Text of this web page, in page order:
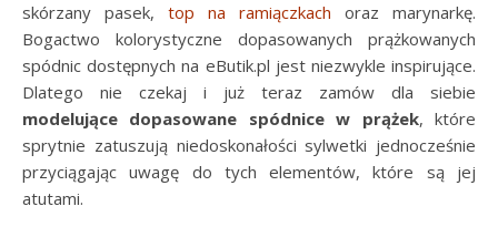
skórzany pasek, top na ramiączkach oraz marynarkę.
Bogactwo kolorystyczne dopasowanych prążkowanych
spódnic dostępnych na eButik.pl jest niezwykle inspirujące.
Dlatego nie czekaj i już teraz zamów dla siebie
modelujące dopasowane spódnice w prążek, które
sprytnie zatuszują niedoskonałości sylwetki jednocześnie
przyciągając uwagę do tych elementów, które są jej
atutami.